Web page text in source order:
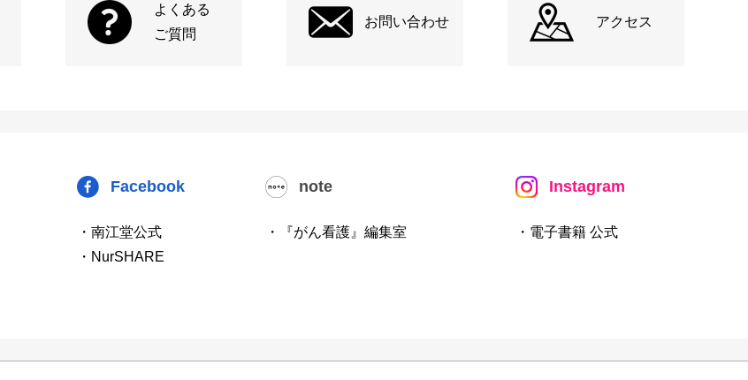
よくある
ご質問
お問い合わせ アクセス
Facebook
・南江堂公式
・NurSHARE
note
・『がん看護』編集室
Instagram
・電子書籍 公式